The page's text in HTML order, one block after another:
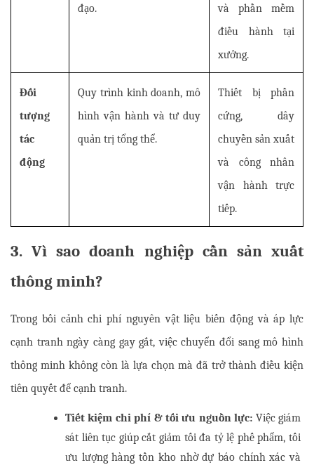
đạo.
và phần mềm
điều hành tại
xưởng.
Đối
tượng
tác
động
Quy trình kinh doanh, mô
hình vận hành và tư duy
quản trị tổng thể.
Thiết bị phần
cứng, dây
chuyền sản xuất
và công nhân
vận hành trực
tiếp.
3. Vì sao doanh nghiệp cần sản xuất
thông minh?
Trong bối cảnh chi phí nguyên vật liệu biến động và áp lực
cạnh tranh ngày càng gay gắt, việc chuyển đổi sang mô hình
thông minh không còn là lựa chọn mà đã trở thành điều kiện
tiên quyết để cạnh tranh.
Tiết kiệm chi phí & tối ưu nguồn lực: Việc giám
sát liên tục giúp cắt giảm tối đa tỷ lệ phế phẩm, tối
ưu lượng hàng tồn kho nhờ dự báo chính xác và